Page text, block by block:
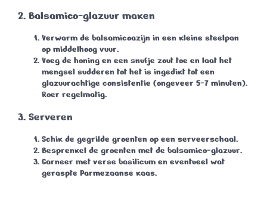
2. Balsamico-glazuur maken
Verwarm de balsamicoazijn in een kleine steelpan
op middelhoog vuur.
Voeg de honing en een snufje zout toe en laat het
mengsel sudderen tot het is ingedikt tot een
glazuurachtige consistentie (ongeveer 5-7 minuten).
Roer regelmatig.
3. Serveren
Schik de gegrilde groenten op een serveerschaal.
Besprenkel de groenten met de balsamico-glazuur.
Garneer met verse basilicum en eventueel wat
geraspte Parmezaanse kaas.